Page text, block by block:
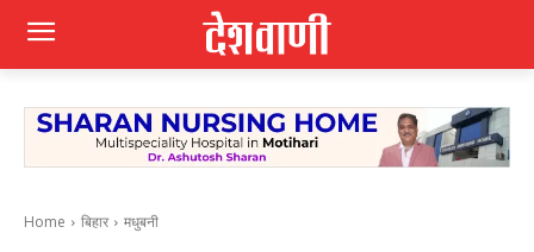
Home बिहार मधुबनी